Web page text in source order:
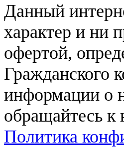
Данный
характер и ни
офертой,
Гражданского
информации о
обращайтесь
Политика